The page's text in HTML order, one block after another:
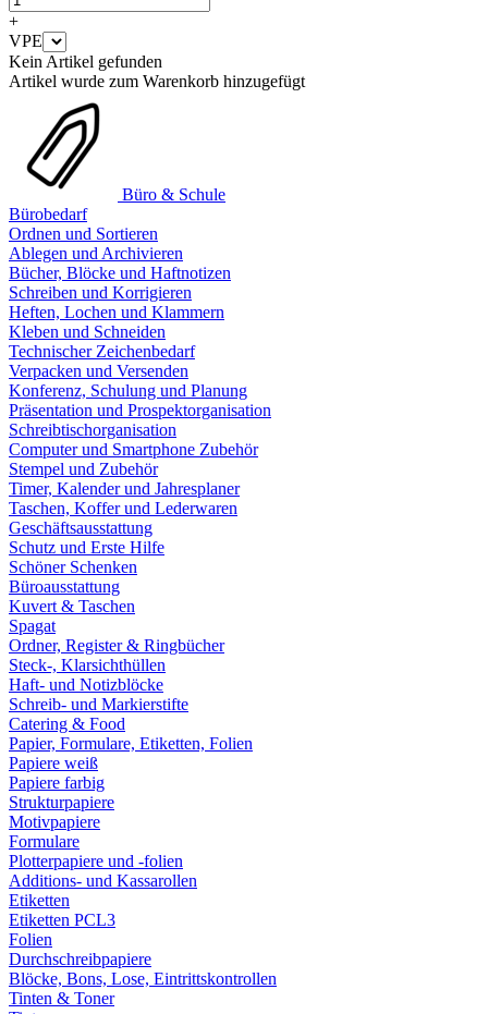
+
VPE
Kein Artikel gefunden
Artikel wurde zum Warenkorb hinzugefügt
Büro & Schule
Bürobedarf
Ordnen und Sortieren
Ablegen und Archivieren
Bücher, Blöcke und Haftnotizen
Schreiben und Korrigieren
Heften, Lochen und Klammern
Kleben und Schneiden
Technischer Zeichenbedarf
Verpacken und Versenden
Konferenz, Schulung und Planung
Präsentation und Prospektorganisation
Schreibtischorganisation
Computer und Smartphone Zubehör
Stempel und Zubehör
Timer, Kalender und Jahresplaner
Taschen, Koffer und Lederwaren
Geschäftsausstattung
Schutz und Erste Hilfe
Schöner Schenken
Büroausstattung
Kuvert & Taschen
Spagat
Ordner, Register & Ringbücher
Steck-, Klarsichthüllen
Haft- und Notizblöcke
Schreib- und Markierstifte
Catering & Food
Papier, Formulare, Etiketten, Folien
Papiere weiß
Papiere farbig
Strukturpapiere
Motivpapiere
Formulare
Plotterpapiere und -folien
Additions- und Kassarollen
Etiketten
Etiketten PCL3
Folien
Durchschreibpapiere
Blöcke, Bons, Lose, Eintrittskontrollen
Tinten & Toner